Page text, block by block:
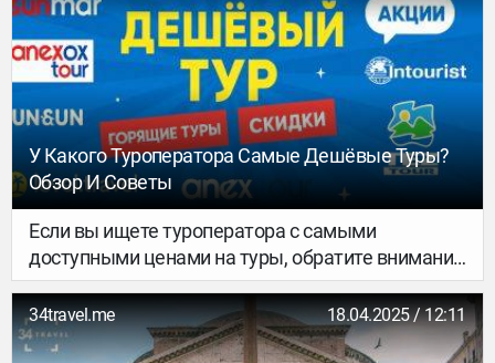
отрасли.
У Какого Туроператора Самые Дешёвые Туры?
Обзор И Советы
Если вы ищете туроператора с самыми
доступными ценами на туры, обратите внимание
на следующих лидеров рынка:
34travel.me 18.04.2025 / 12:11